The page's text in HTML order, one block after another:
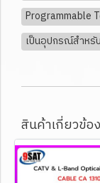
Programmable
เป็นอุปกรณ์สำห
สินค้าเกี่ยวข้อง